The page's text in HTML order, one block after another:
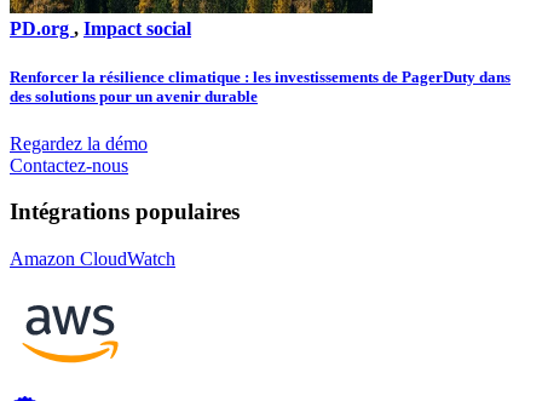
PD.org , Impact social
Renforcer la résilience climatique : les investissements de PagerDuty dans
des solutions pour un avenir durable
Regardez la démo
Contactez-nous
Intégrations populaires
Amazon CloudWatch